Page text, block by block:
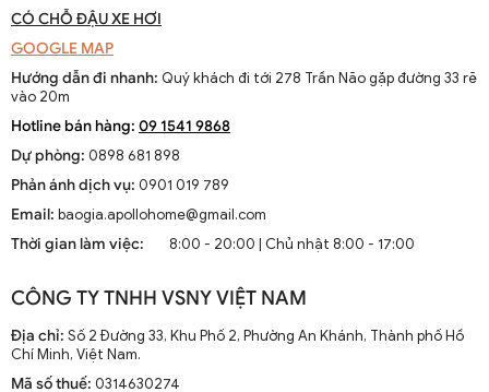
CÓ CHỖ ĐẬU XE HƠI
GOOGLE MAP
Hướng dẫn đi nhanh: Quý khách đi tới 278 Trần Não gặp đường 33 rẽ
vào 20m
Hotline bán hàng: 09 1541 9868
Dự phòng: 0898 681 898
Phản ánh dịch vụ: 0901 019 789
Email: baogia.apollohome@gmail.com
Thời gian làm việc:
8:00 - 20:00 | Chủ nhật 8:00 - 17:00
CÔNG TY TNHH VSNY VIỆT NAM
Địa chỉ: Số 2 Đường 33, Khu Phố 2, Phường An Khánh, Thành phố Hồ
Chí Minh, Việt Nam.
Mã số thuế: 0314630274